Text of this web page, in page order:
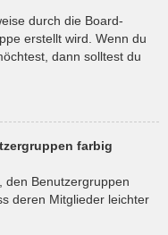
durch die Board-
erstellt wird. Wenn du
dann solltest du
farbig
den Benutzergruppen
deren Mitglieder leichter